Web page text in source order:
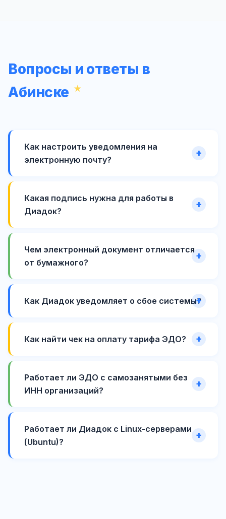
Вопросы и ответы в
Абинске
Как настроить уведомления на
электронную почту?
Какая подпись нужна для работы в
Диадок?
Чем электронный документ отличается
от бумажного?
Как Диадок уведомляет о сбое системы?
Как найти чек на оплату тарифа ЭДО?
Работает ли ЭДО с самозанятыми без
ИНН организаций?
Работает ли Диадок с Linux-серверами
(Ubuntu)?